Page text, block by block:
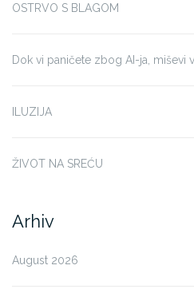
OSTRVO S BLAGOM
Dok vi paničete zbog AI-ja, miševi
ILUZIJA
ŽIVOT NA SREĆU
Arhiv
August 2026